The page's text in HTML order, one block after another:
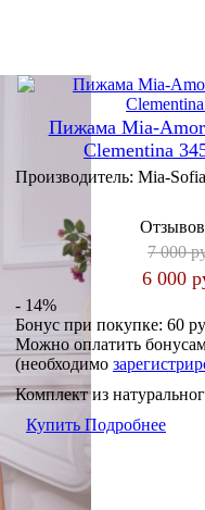
Пижама Mia-
Clementina
Производитель: Mia-
7 000
6 000
- 14%
Бонус при покупке: 60
Можно оплатить
(необходимо
Комплект из
Купить Подробнее